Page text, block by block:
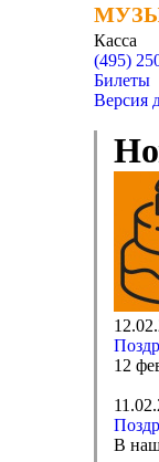
Касса
(495)
Билеты
Версия
12
В